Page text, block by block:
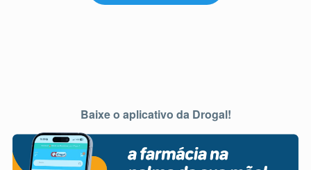
Baixe o aplicativo da Drogal!